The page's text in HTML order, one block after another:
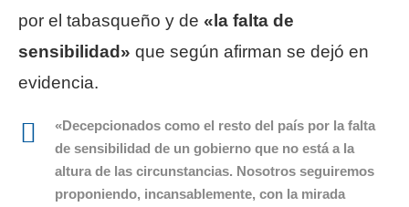
por el tabasqueño y de «la falta de
sensibilidad» que según afirman se dejó en
evidencia.
«Decepcionados como el resto del país por la falta
de sensibilidad de un gobierno que no está a la
altura de las circunstancias. Nosotros seguiremos
proponiendo, incansablemente, con la mirada